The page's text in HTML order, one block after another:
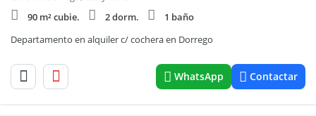
90 m² cubie.
2 dorm.
1 baño
Departamento en alquiler c/ cochera en Dorrego
WhatsApp Contactar